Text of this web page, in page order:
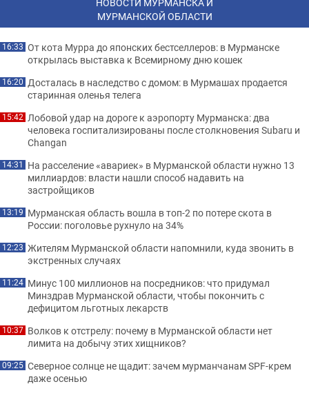
МУРМАНСКОЙ ОБЛАСТИ
16:33 От кота Мурра до японских бестселлеров: в Мурманске
открылась выставка к Всемирному дню кошек
16:20 Досталась в наследство с домом: в Мурмашах продается
старинная оленья телега
15:42 Лобовой удар на дороге к аэропорту Мурманска: два
человека госпитализированы после столкновения Subaru и
Changan
14:31 На расселение «авариек» в Мурманской области нужно 13
миллиардов: власти нашли способ надавить на
застройщиков
13:19 Мурманская область вошла в топ-2 по потере скота в
России: поголовье рухнуло на 34%
12:23 Жителям Мурманской области напомнили, куда звонить в
экстренных случаях
11:24 Минус 100 миллионов на посредников: что придумал
Минздрав Мурманской области, чтобы покончить с
дефицитом льготных лекарств
10:37 Волков к отстрелу: почему в Мурманской области нет
лимита на добычу этих хищников?
09:25 Северное солнце не щадит: зачем мурманчанам SPF-крем
даже осенью